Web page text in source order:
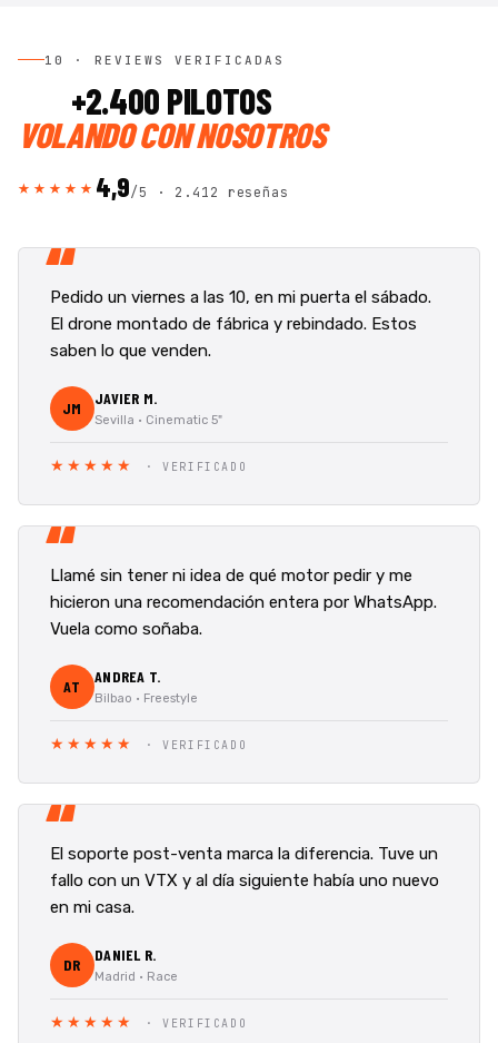
10 · REVIEWS VERIFICADAS
+2.400 PILOTOS
VOLANDO CON NOSOTROS
★★★★★ 4,9/5 · 2.412 reseñas
“
Pedido un viernes a las 10, en mi puerta el sábado.
El drone montado de fábrica y rebindado. Estos
saben lo que venden.
JM
JAVIER M.
Sevilla · Cinematic 5"
★★★★★ · VERIFICADO
“
Llamé sin tener ni idea de qué motor pedir y me
hicieron una recomendación entera por WhatsApp.
Vuela como soñaba.
AT
ANDREA T.
Bilbao · Freestyle
★★★★★ · VERIFICADO
“
El soporte post-venta marca la diferencia. Tuve un
fallo con un VTX y al día siguiente había uno nuevo
en mi casa.
DR
DANIEL R.
Madrid · Race
★★★★★ · VERIFICADO